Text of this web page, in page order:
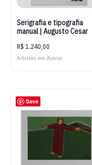
Serigrafia e tipografia
manual | Augusto Cesar
R$1.240,00
Artistas em Acervo
Save